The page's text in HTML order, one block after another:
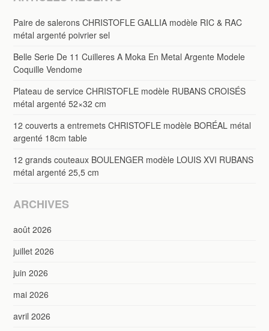
Paire de salerons CHRISTOFLE GALLIA modèle RIC & RAC
métal argenté poivrier sel
Belle Serie De 11 Cuilleres A Moka En Metal Argente Modele
Coquille Vendome
Plateau de service CHRISTOFLE modèle RUBANS CROISÉS
métal argenté 52×32 cm
12 couverts a entremets CHRISTOFLE modèle BORÉAL métal
argenté 18cm table
12 grands couteaux BOULENGER modèle LOUIS XVI RUBANS
métal argenté 25,5 cm
ARCHIVES
août 2026
juillet 2026
juin 2026
mai 2026
avril 2026